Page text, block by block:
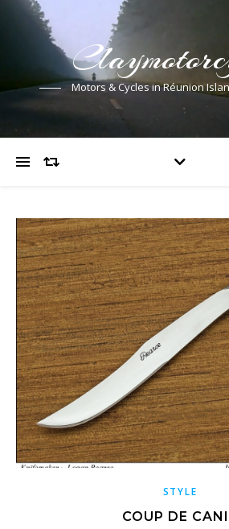
Motors & Cycles in Réunion
STYLE
COUP DE